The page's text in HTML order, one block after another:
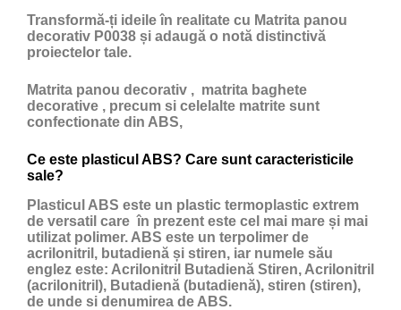
Transformă-ți ideile în realitate cu Matrita panou
decorativ P0038 și adaugă o notă distinctivă
proiectelor tale.
Matrita panou decorativ , matrita baghete
decorative , precum si celelalte matrite sunt
confectionate din ABS,
Ce este plasticul ABS? Care sunt caracteristicile
sale?
Plasticul ABS este un plastic termoplastic extrem
de versatil care în prezent este cel mai mare și mai
utilizat polimer. ABS este un terpolimer de
acrilonitril, butadienă și stiren, iar numele său
englez este: Acrilonitril Butadienă Stiren, Acrilonitril
(acrilonitril), Butadienă (butadienă), stiren (stiren),
de unde si denumirea de ABS.